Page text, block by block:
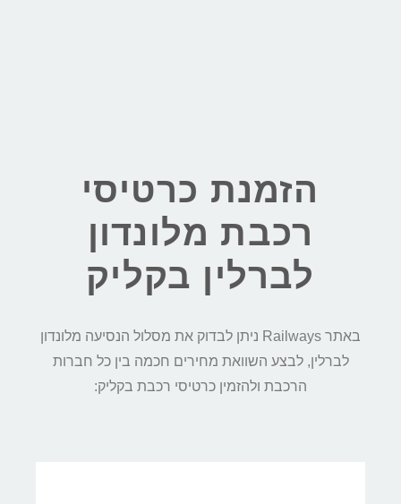
הזמנת כרטיסי
רכבת מלונדון
לברלין בקליק
באתר Railways ניתן לבדוק את מסלול הנסיעה מלונדון
לברלין, לבצע השוואת מחירים חכמה בין כל חברות
הרכבת ולהזמין כרטיסי רכבת בקליק: